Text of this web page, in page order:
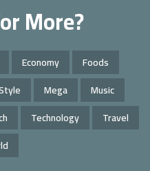
More?
Economy
Foods
Mega
Music
Technology
Travel